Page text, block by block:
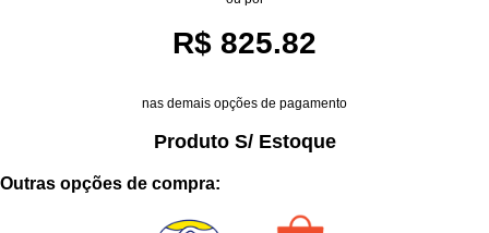
R$ 825.82
nas demais opções de pagamento
Produto S/ Estoque
Outras opções de compra: